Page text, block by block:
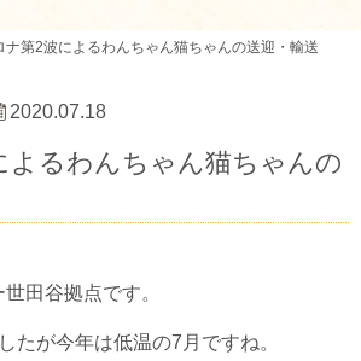
ナ第2波によるわんちゃん猫ちゃんの送迎・輸送
2020.07.18
よるわんちゃん猫ちゃんの
田谷拠点です。
たが今年は低温の7月ですね。